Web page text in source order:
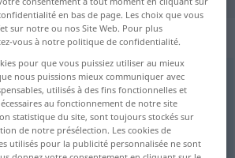
: feminin
de toutes les traductions
cliquez sur/touchez la traduction)
en bas de page. Les choix que vous
sur notre ou nos Site Web. Pour plus
vous à notre politique de confidentialité.
pour que vous puissiez utiliser au mieux
nous puissions mieux communiquer avec
utilisés à des fins fonctionnelles et
au fonctionnement de notre site
statistique du site, sont toujours stockés sur
de notre présélection. Les cookies de
utilisés pour la publicité personnalisée ne sont